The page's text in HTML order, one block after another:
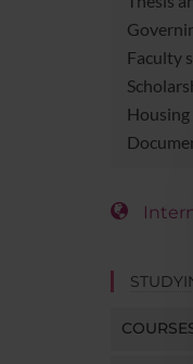
Faculty
Housing